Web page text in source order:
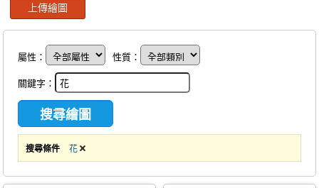
會員中心
註冊會員
登入
上傳繪圖
屬性： 性質：
關鍵字：
搜尋條件 花